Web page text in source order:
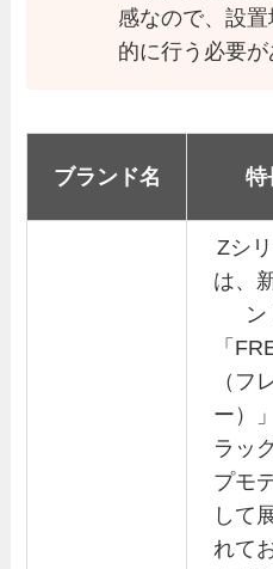
感なので、設
的に行う必要が
ブランド名 特
Zシ
は、
ン
「
（フ
ー）
ラッ
プモ
して
れて